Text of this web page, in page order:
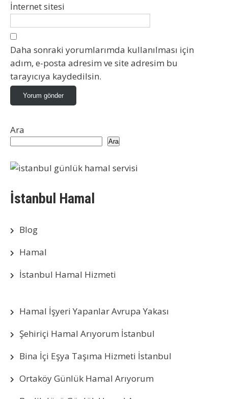
İnternet sitesi
Daha sonraki yorumlarımda kullanılması için
adım, e-posta adresim ve site adresim bu
tarayıcıya kaydedilsin.
Ara
Ara
İstanbul Hamal
Blog
Hamal
İstanbul Hamal Hizmeti
Hamal İşyeri Yapanlar Avrupa Yakası
Şehiriçi Hamal Arıyorum İstanbul
Bina İçi Eşya Taşıma Hizmeti İstanbul
Ortaköy Günlük Hamal Arıyorum